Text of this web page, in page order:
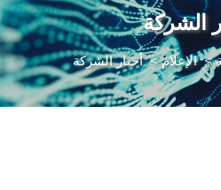
الشركة
>الإعلام>أخبار الشركة